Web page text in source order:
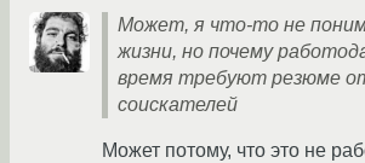
Может, я что-то не
жизни, но почему
время требуют резюме
соискателей
Может потому, что это не